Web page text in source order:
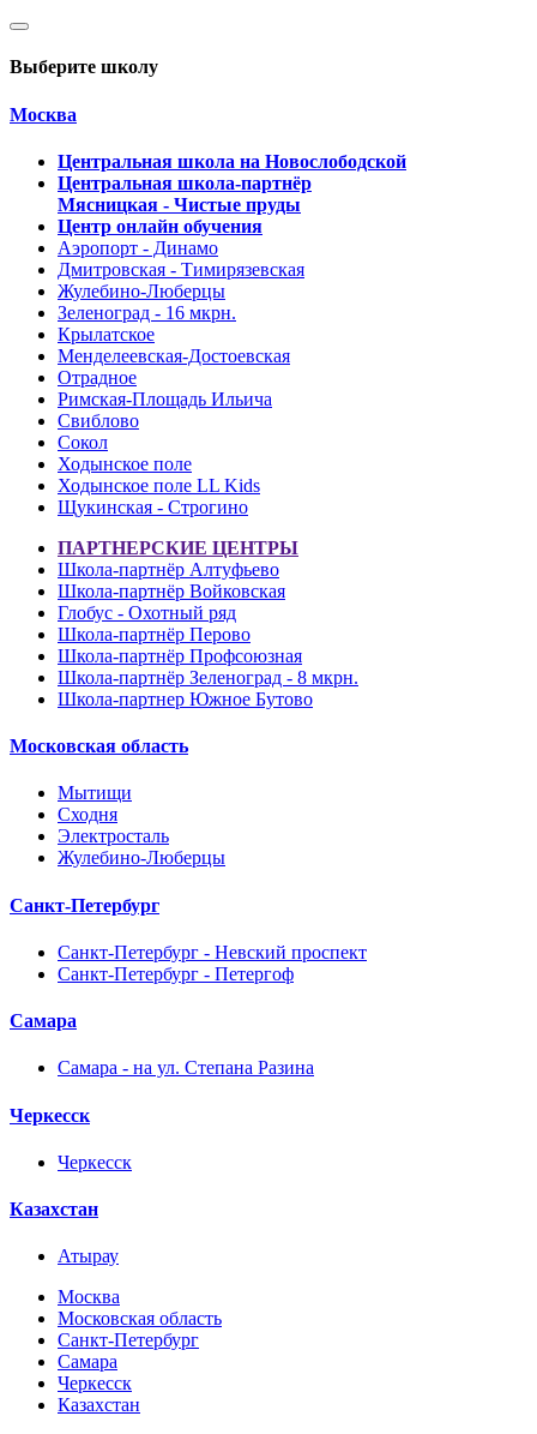
Выберите школу
Москва
Центральная школа на Новослободской
Центральная школа-партнёр
Мясницкая - Чистые пруды
Центр онлайн обучения
Аэропорт - Динамо
Дмитровская - Тимирязевская
Жулебино-Люберцы
Зеленоград - 16 мкрн.
Крылатское
Менделеевская-Достоевская
Отрадное
Римская-Площадь Ильича
Свиблово
Сокол
Ходынское поле
Ходынское поле LL Kids
Щукинская - Строгино
ПАРТНЕРСКИЕ ЦЕНТРЫ
Школа-партнёр Алтуфьево
Школа-партнёр Войковская
Глобус - Охотный ряд
Школа-партнёр Перово
Школа-партнёр Профсоюзная
Школа-партнёр Зеленоград - 8 мкрн.
Школа-партнер Южное Бутово
Московская область
Мытищи
Сходня
Электросталь
Жулебино-Люберцы
Санкт-Петербург
Санкт-Петербург - Невский проспект
Санкт-Петербург - Петергоф
Самара
Самара - на ул. Степана Разина
Черкесск
Черкесск
Казахстан
Атырау
Москва
Московская область
Санкт-Петербург
Самара
Черкесск
Казахстан